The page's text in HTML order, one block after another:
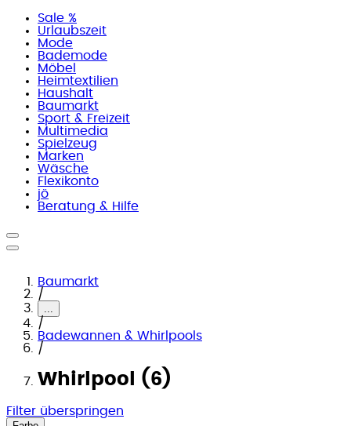
Sale %
Urlaubszeit
Mode
Bademode
Möbel
Heimtextilien
Haushalt
Baumarkt
Sport & Freizeit
Multimedia
Spielzeug
Marken
Wäsche
Flexikonto
jö
Beratung & Hilfe
Baumarkt
/
...
/
Badewannen & Whirlpools
/
Whirlpool (6)
Filter überspringen